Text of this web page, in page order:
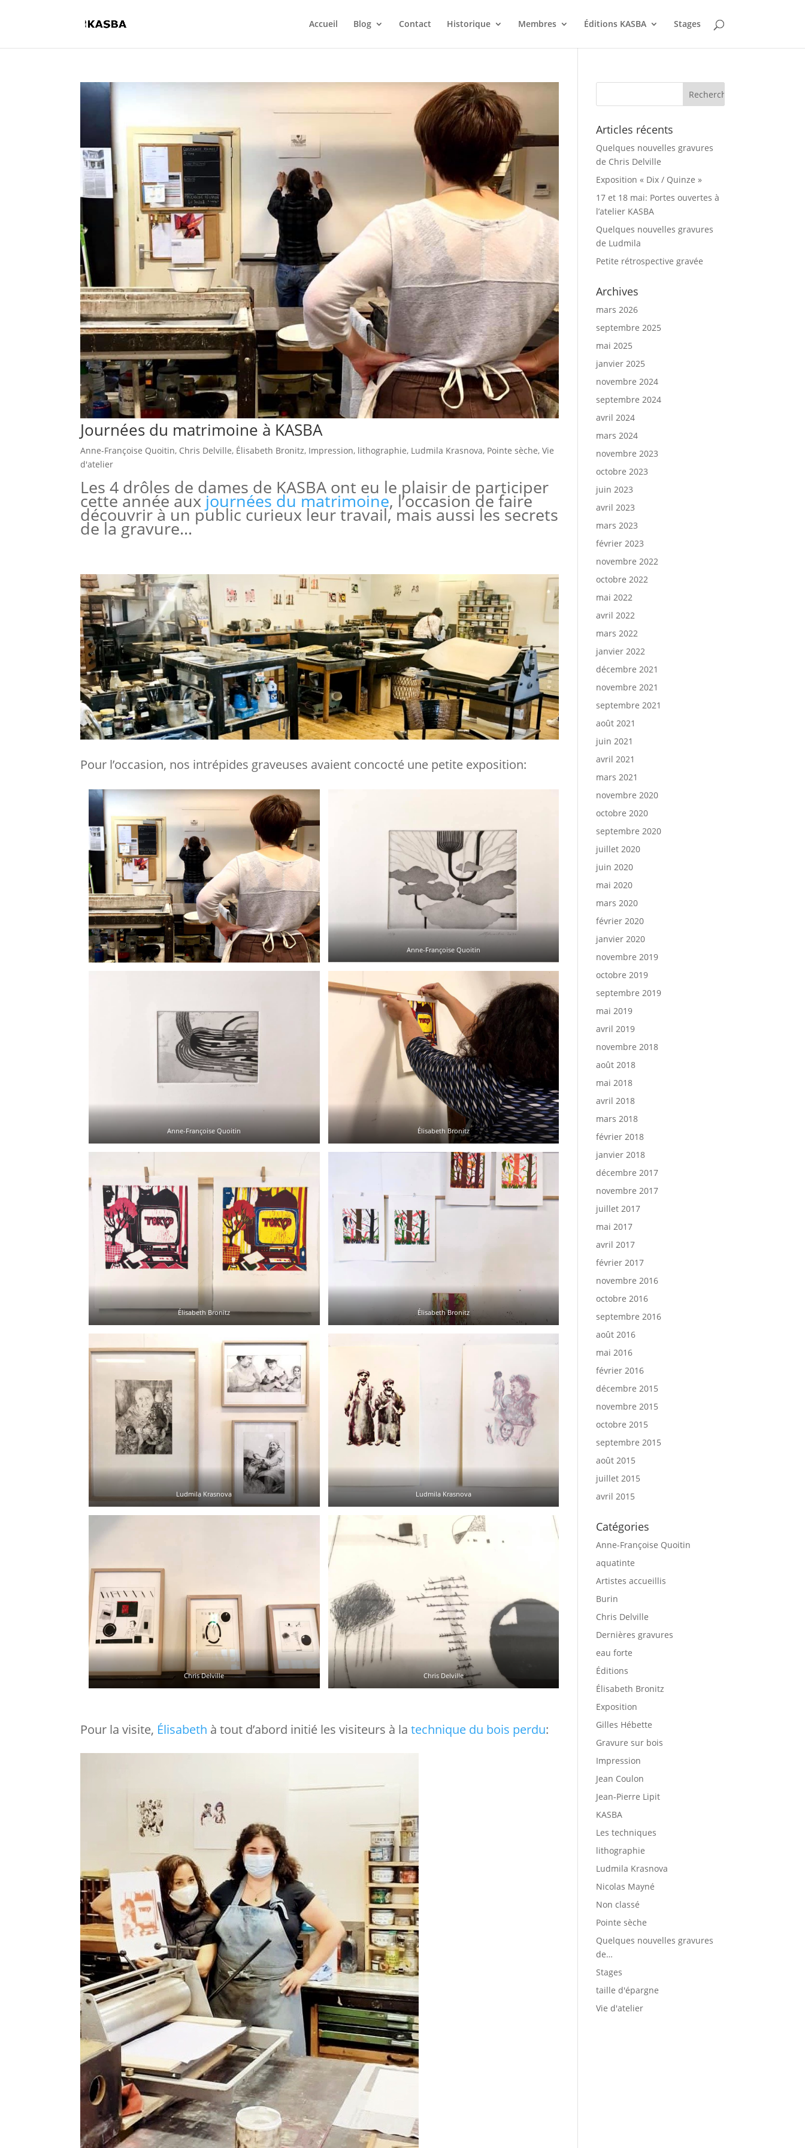
Accueil Blog Contact Historique Membres Éditions KASBA Stages
Journées du matrimoine à KASBA
Anne-Françoise Quoitin, Chris Delville, Élisabeth Bronitz, Impression, lithographie, Ludmila Krasnova, Pointe sèche,Vie
d'atelier
Les 4 drôles de dames de KASBA ont eu le plaisir de participer
cette année auxjournées du matrimoine, l’occasion de faire
découvrir à un public curieux leur travail, mais aussi les secrets
de la gravure…
Pour l’occasion, nos intrépides graveuses avaient concocté une petite exposition:
Anne-Françoise Quoitin
Anne-Françoise Quoitin Élisabeth Bronitz
Élisabeth Bronitz Élisabeth Bronitz
Ludmila Krasnova Ludmila Krasnova
Chris Delville Chris Delville
Pour la visite, Élisabeth à tout d’abord initié les visiteurs à latechnique du bois perdu:
Articles récents
Quelques nouvelles gravures
de Chris Delville
Exposition « Dix / Quinze »
17 et 18 mai: Portes ouvertes à
l’atelier KASBA
Quelques nouvelles gravures
de Ludmila
Petite rétrospective gravée
Archives
mars 2026
septembre 2025
mai 2025
janvier 2025
novembre 2024
septembre 2024
avril 2024
mars 2024
novembre 2023
octobre 2023
juin 2023
avril 2023
mars 2023
février 2023
novembre 2022
octobre 2022
mai 2022
avril 2022
mars 2022
janvier 2022
décembre 2021
novembre 2021
septembre 2021
août 2021
juin 2021
avril 2021
mars 2021
novembre 2020
octobre 2020
septembre 2020
juillet 2020
juin 2020
mai 2020
mars 2020
février 2020
janvier 2020
novembre 2019
octobre 2019
septembre 2019
mai 2019
avril 2019
novembre 2018
août 2018
mai 2018
avril 2018
mars 2018
février 2018
janvier 2018
décembre 2017
novembre 2017
juillet 2017
mai 2017
avril 2017
février 2017
novembre 2016
octobre 2016
septembre 2016
août 2016
mai 2016
février 2016
décembre 2015
novembre 2015
octobre 2015
septembre 2015
août 2015
juillet 2015
avril 2015
Catégories
Anne-Françoise Quoitin
aquatinte
Artistes accueillis
Burin
Chris Delville
Dernières gravures
eau forte
Éditions
Élisabeth Bronitz
Exposition
Gilles Hébette
Gravure sur bois
Impression
Jean Coulon
Jean-Pierre Lipit
KASBA
Les techniques
lithographie
Ludmila Krasnova
Nicolas Mayné
Non classé
Pointe sèche
Quelques nouvelles gravures
de…
Stages
taille d'épargne
Vie d'atelier